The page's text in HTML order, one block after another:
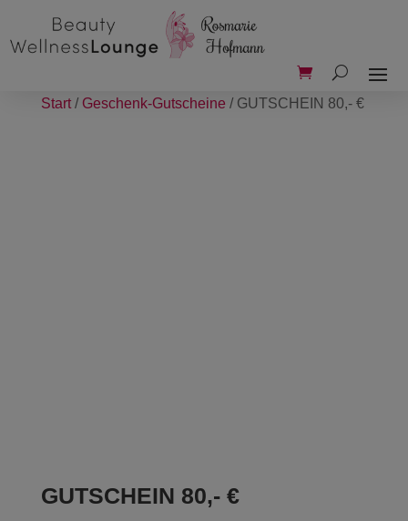
Start/ Geschenk-Gutscheine / GUTSCHEIN 80,- €
GUTSCHEIN 80,- €